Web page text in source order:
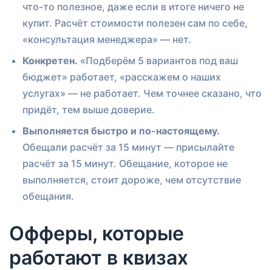
что-то полезное, даже если в итоге ничего не
купит. Расчёт стоимости полезен сам по себе,
«консультация менеджера» — нет.
Конкретен. «Подберём 5 вариантов под ваш
бюджет» работает, «расскажем о наших
услугах» — не работает. Чем точнее сказано, что
придёт, тем выше доверие.
Выполняется быстро и по-настоящему.
Обещали расчёт за 15 минут — присылайте
расчёт за 15 минут. Обещание, которое не
выполняется, стоит дороже, чем отсутствие
обещания.
Офферы, которые
работают в квизах